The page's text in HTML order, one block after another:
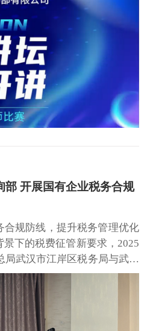
。来自咨询部本部及新纪公
位的19名选手同台竞技、以
城建匠人”精神，为集团高质
以赛选贤：19位骨干聚焦实
专业讲师梯队、搭建知识共
近业务、聚焦实战”导向。比
部 开展国有企业税务合规
合规防线，提升税务管理优化
下的税费征管新要求，2025
局武汉市江岸区税务局与武汉
合举办“国有企业税务合规与
量发展注入税务“强心剂”。
重视，武汉市江岸区税务局大
工程咨询部有限公司董事长施